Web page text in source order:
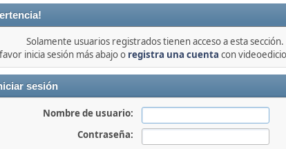
Solamente usuarios registrados tienen acceso a esta sección.
inicia sesión más abajo o registra una cuenta con
sesión
Nombre de usuario:
Contraseña: